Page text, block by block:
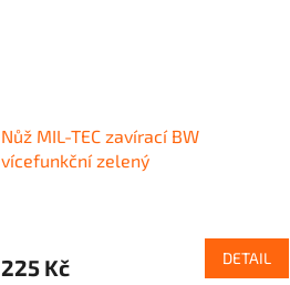
Nůž MIL-TEC zavírací BW
vícefunkční zelený
225 Kč DETAIL